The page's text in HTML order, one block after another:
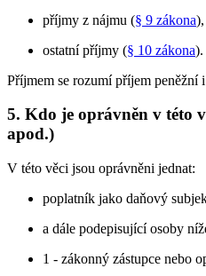
příjmy z nájmu (§ 9 zákona
ostatní příjmy (§ 10 zákona).
Příjmem se rozumí příjem peněžní
5. Kdo je oprávněn v této
apod.)
V této věci jsou oprávněni jednat:
poplatník jako daňový
a dále podepisující osoby
1 - zákonný zástupce nebo